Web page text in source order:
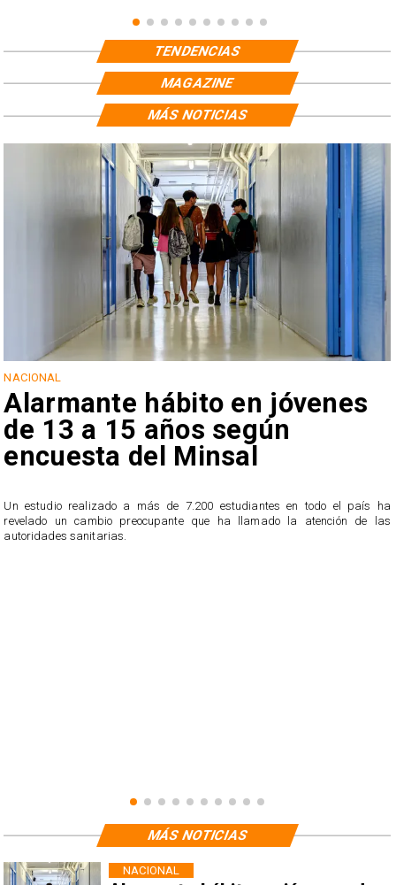
TENDENCIAS
MAGAZINE
NACIONAL
Alarmante hábito en jóvenes
de 13 a 15 años según
encuesta del Minsal
Un estudio realizado a más de 7.200 estudiantes en todo el país ha
revelado un cambio preocupante que ha llamado la atención de las
autoridades sanitarias.
MÁS NOTICIAS
NACIONAL
MÁS NOTICIAS